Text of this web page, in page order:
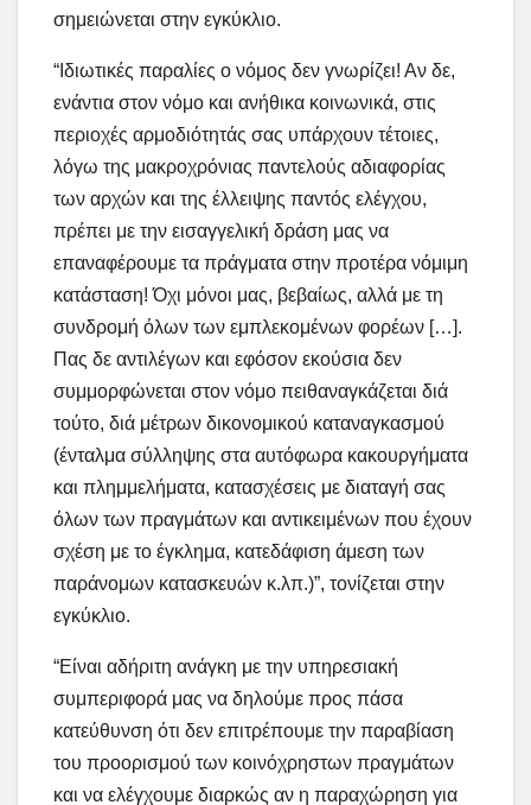
σημειώνεται στην εγκύκλιο.
“Ιδιωτικές παραλίες ο νόμος δεν γνωρίζει! Αν δε,
ενάντια στον νόμο και ανήθικα κοινωνικά, στις
περιοχές αρμοδιότητάς σας υπάρχουν τέτοιες,
λόγω της μακροχρόνιας παντελούς αδιαφορίας
των αρχών και της έλλειψης παντός ελέγχου,
πρέπει με την εισαγγελική δράση μας να
επαναφέρουμε τα πράγματα στην προτέρα νόμιμη
κατάσταση! Όχι μόνοι μας, βεβαίως, αλλά με τη
συνδρομή όλων των εμπλεκομένων φορέων […].
Πας δε αντιλέγων και εφόσον εκούσια δεν
συμμορφώνεται στον νόμο πειθαναγκάζεται διά
τούτο, διά μέτρων δικονομικού καταναγκασμού
(ένταλμα σύλληψης στα αυτόφωρα κακουργήματα
και πλημμελήματα, κατασχέσεις με διαταγή σας
όλων των πραγμάτων και αντικειμένων που έχουν
σχέση με το έγκλημα, κατεδάφιση άμεση των
παράνομων κατασκευών κ.λπ.)”, τονίζεται στην
εγκύκλιο.
“Είναι αδήριτη ανάγκη με την υπηρεσιακή
συμπεριφορά μας να δηλούμε προς πάσα
κατεύθυνση ότι δεν επιτρέπουμε την παραβίαση
του προορισμού των κοινόχρηστων πραγμάτων
και να ελέγχουμε διαρκώς αν η παραχώρηση για